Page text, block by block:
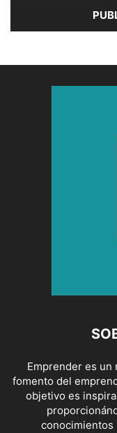
Emprender es
fomento del
objetivo es
conocimientos